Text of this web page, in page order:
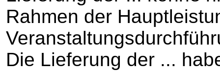
Rahmen der
Die Lieferung der ...